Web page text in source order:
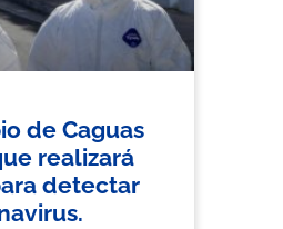
de Caguas
realizará
detectar